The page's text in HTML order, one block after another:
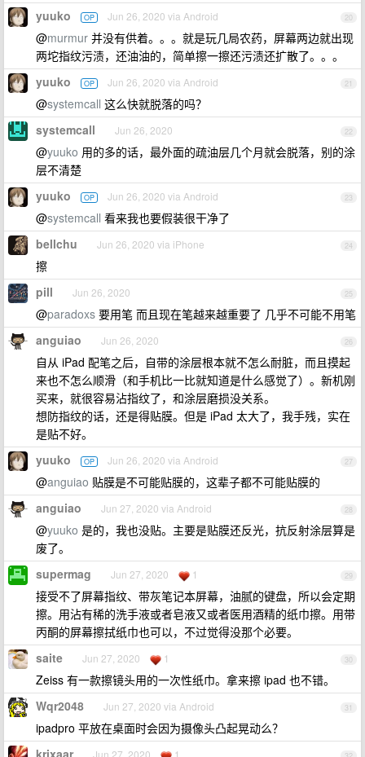
20
yuuko OP Jun 26, 2020 via Android
@murmur 并没有供着。。。就是玩几局农药，屏幕两边就出现
两坨指纹污渍，还油油的，简单擦一擦还污渍还扩散了。。。
21
yuuko OP Jun 26, 2020 via Android
@systemcall 这么快就脱落的吗？
22
systemcall Jun 26, 2020
@yuuko 用的多的话，最外面的疏油层几个月就会脱落，别的涂
层不清楚
23
yuuko OP Jun 26, 2020 via Android
@systemcall 看来我也要假装很干净了
24
bellchu Jun 26, 2020 via iPhone
擦
25
pill Jun 26, 2020
@paradoxs 要用笔 而且现在笔越来越重要了 几乎不可能不用笔
26
anguiao Jun 26, 2020
自从 iPad 配笔之后，自带的涂层根本就不怎么耐脏，而且摸起
来也不怎么顺滑（和手机比一比就知道是什么感觉了）。新机刚
买来，就很容易沾指纹了，和涂层磨损没关系。
想防指纹的话，还是得贴膜。但是 iPad 太大了，我手残，实在
是贴不好。
27
yuuko OP Jun 26, 2020 via Android
@anguiao 贴膜是不可能贴膜的，这辈子都不可能贴膜的
28
anguiao Jun 27, 2020 via Android
@yuuko 是的，我也没贴。主要是贴膜还反光，抗反射涂层算是
废了。
29
supermag Jun 27, 2020 1
接受不了屏幕指纹、带灰笔记本屏幕，油腻的键盘，所以会定期
擦。用沾有稀的洗手液或者皂液又或者医用酒精的纸巾擦。用带
丙酮的屏幕擦拭纸巾也可以，不过觉得没那个必要。
30
saite Jun 27, 2020 1
Zeiss 有一款擦镜头用的一次性纸巾。拿来擦 ipad 也不错。
31
Wqr2048 Jun 27, 2020 via Android
ipadpro 平放在桌面时会因为摄像头凸起晃动么？
krixaar Jun 27, 2020 1